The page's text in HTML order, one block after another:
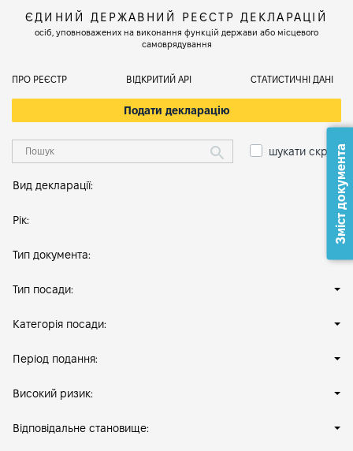
ЄДИНИЙ ДЕРЖАВНИЙ РЕЄСТР ДЕКЛАРАЦІЙ
осіб, уповноважених на виконання функцій держави або місцевого
самоврядування
ПРО РЕЄСТР ВІДКРИТИЙ АРІ СТАТИСТИЧНІ ДАНІ
Подати декларацію
шукати скрізь
Вид декларації:
Рік:
Тип документа:
Тип посади:
Категорія посади:
Період подання:
Високий ризик:
Відповідальне становище:
Зміст документа